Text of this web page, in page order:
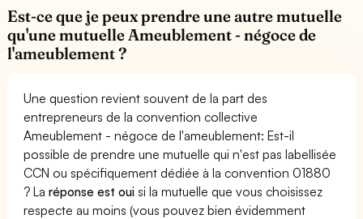
Est-ce que je peux prendre une autre mutuelle
qu'une mutuelle Ameublement - négoce de
l'ameublement ?
Une question revient souvent de la part des
entrepreneurs de la convention collective
Ameublement - négoce de l'ameublement: Est-il
possible de prendre une mutuelle qui n'est pas labellisée
CCN ou spécifiquement dédiée à la convention 01880
? Laréponse est oui si la mutuelle que vous choisissez
respecte au moins (vous pouvez bien évidemment